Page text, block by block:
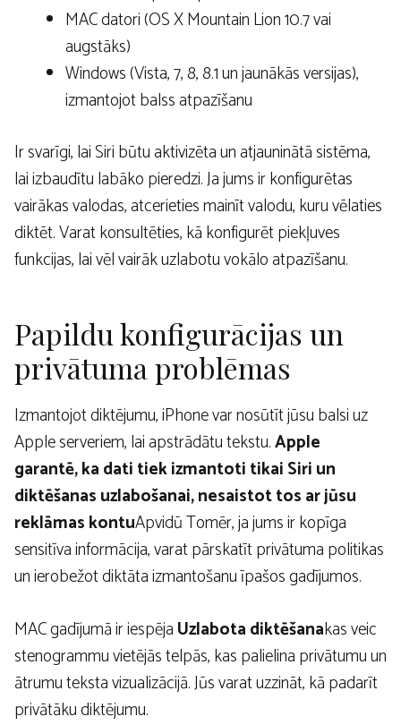
MAC datori (OS X Mountain Lion 10.7 vai
augstāks)
Windows (Vista, 7, 8, 8.1 un jaunākās versijas),
izmantojot balss atpazīšanu
Ir svarīgi, lai Siri būtu aktivizēta un atjauninātā sistēma,
lai izbaudītu labāko pieredzi. Ja jums ir konfigurētas
vairākas valodas, atcerieties mainīt valodu, kuru vēlaties
diktēt. Varat konsultēties, kā konfigurēt piekļuves
funkcijas, lai vēl vairāk uzlabotu vokālo atpazīšanu.
Papildu konfigurācijas un
privātuma problēmas
Izmantojot diktējumu, iPhone var nosūtīt jūsu balsi uz
Apple serveriem, lai apstrādātu tekstu.Apple
garantē, ka dati tiek izmantoti tikai Siri un
diktēšanas uzlabošanai, nesaistot tos ar jūsu
reklāmas kontuApvidū Tomēr, ja jums ir kopīga
sensitīva informācija, varat pārskatīt privātuma politikas
un ierobežot diktāta izmantošanu īpašos gadījumos.
MAC gadījumā ir iespējaUzlabota diktēšanakas veic
stenogrammu vietējās telpās, kas palielina privātumu un
ātrumu teksta vizualizācijā. Jūs varat uzzināt, kā padarīt
privātāku diktējumu.